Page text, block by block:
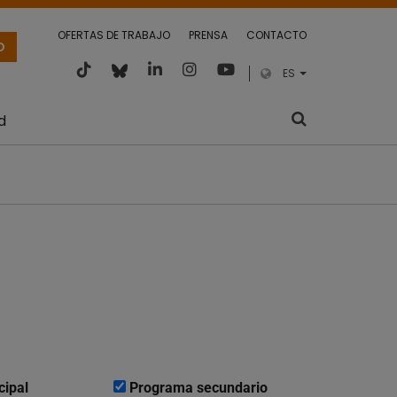
OFERTAS DE TRABAJO PRENSA CONTACTO
ES
Programa secundario